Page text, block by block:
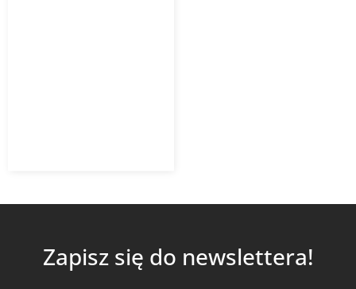
Zapisz się do newslettera!